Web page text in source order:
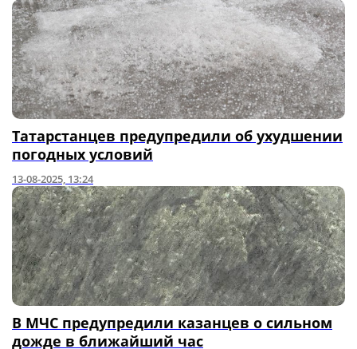
Татарстанцев предупредили об ухудшении
погодных условий
13-08-2025, 13:24
В МЧС предупредили казанцев о сильном
дожде в ближайший час